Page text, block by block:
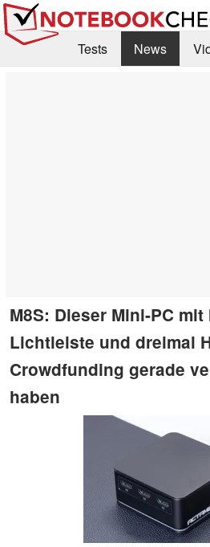
Tests News
M8S: Dieser Mini-PC
Lichtleiste und dreimal
Crowdfunding gerade
haben